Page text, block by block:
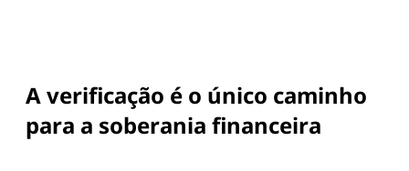
A verificação é o único caminho
para a soberania financeira